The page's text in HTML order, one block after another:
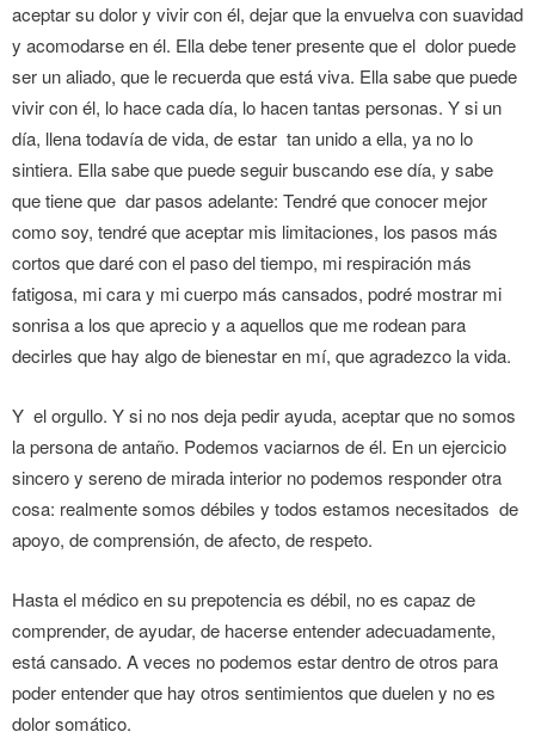
aceptar su dolor y vivir con él, dejar que la envuelva con suavidad
y acomodarse en él. Ella debe tener presente que el dolor puede
ser un aliado, que le recuerda que está viva. Ella sabe que puede
vivir con él, lo hace cada día, lo hacen tantas personas. Y si un
día, llena todavía de vida, de estar tan unido a ella, ya no lo
sintiera. Ella sabe que puede seguir buscando ese día, y sabe
que tiene que dar pasos adelante: Tendré que conocer mejor
como soy, tendré que aceptar mis limitaciones, los pasos más
cortos que daré con el paso del tiempo, mi respiración más
fatigosa, mi cara y mi cuerpo más cansados, podré mostrar mi
sonrisa a los que aprecio y a aquellos que me rodean para
decirles que hay algo de bienestar en mí, que agradezco la vida.
Y el orgullo. Y si no nos deja pedir ayuda, aceptar que no somos
la persona de antaño. Podemos vaciarnos de él. En un ejercicio
sincero y sereno de mirada interior no podemos responder otra
cosa: realmente somos débiles y todos estamos necesitados de
apoyo, de comprensión, de afecto, de respeto.
Hasta el médico en su prepotencia es débil, no es capaz de
comprender, de ayudar, de hacerse entender adecuadamente,
está cansado. A veces no podemos estar dentro de otros para
poder entender que hay otros sentimientos que duelen y no es
dolor somático.